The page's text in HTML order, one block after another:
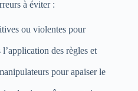
à éviter :
ou violentes pour
des règles et
pour apaiser le